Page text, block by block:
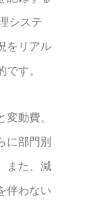
システ
をリアル
す。
動費、
に部門別
また、減
伴わない